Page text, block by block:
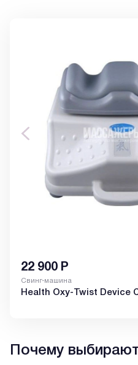
22 900 Р
Свинг-машина
Health Oxy-Twist Device
Почему